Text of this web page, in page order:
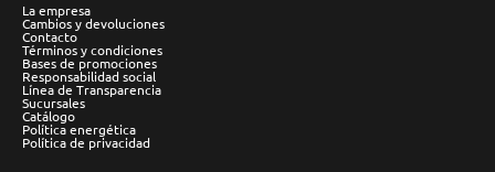
La empresa
Cambios y devoluciones
Contacto
Términos y condiciones
Bases de promociones
Responsabilidad social
Línea de Transparencia
Sucursales
Catálogo
Política energética
Política de privacidad